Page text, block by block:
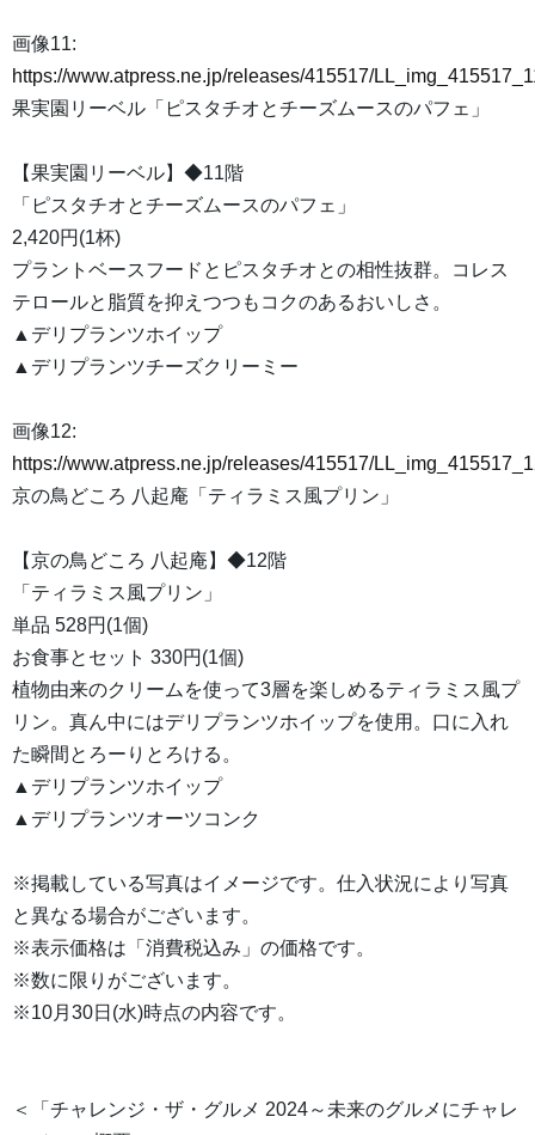
画像11:
https://www.atpress.ne.jp/releases/415517/
果実園リーベル「ピスタチオとチーズムースのパフェ」
【果実園リーベル】◆11階
「ピスタチオとチーズムースのパフェ」
2,420円(1杯)
プラントベースフードとピスタチオとの相性抜群。コレス
テロールと脂質を抑えつつもコクのあるおいしさ。
▲デリプランツホイップ
▲デリプランツチーズクリーミー
画像12:
https://www.atpress.ne.jp/releases/415517/
京の鳥どころ 八起庵「ティラミス風プリン」
【京の鳥どころ 八起庵】◆12階
「ティラミス風プリン」
単品 528円(1個)
お食事とセット 330円(1個)
植物由来のクリームを使って3層を楽しめるティラミス風プ
リン。真ん中にはデリプランツホイップを使用。口に入れ
た瞬間とろーりとろける。
▲デリプランツホイップ
▲デリプランツオーツコンク
※掲載している写真はイメージです。仕入状況により写真
と異なる場合がございます。
※表示価格は「消費税込み」の価格です。
※数に限りがございます。
※10月30日(水)時点の内容です。
＜「チャレンジ・ザ・グルメ 2024～未来のグルメにチャレ